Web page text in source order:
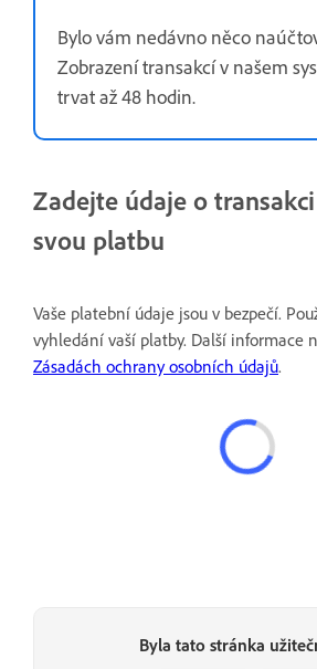
Bylo vám nedávno něco
Zobrazení transakcí v našem
trvat až 48 hodin.
Zadejte údaje o
svou platbu
Vaše platební údaje jsou v bezpečí.
vyhledání vaší platby. Další informace
Zásadách ochrany osobních údajů.
Byla tato stránka